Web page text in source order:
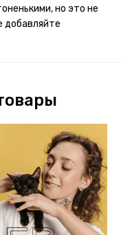
но это не
добавляйте